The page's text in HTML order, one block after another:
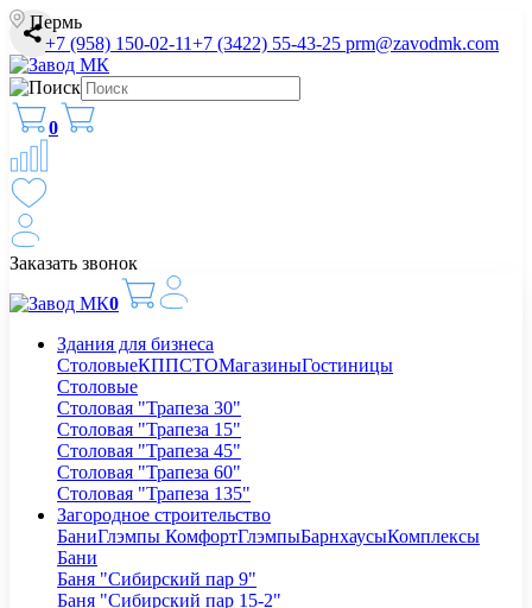
Пермь
+7 (958) 150-02-11+7 (3422) 55-43-25 prm@zavodmk.com
0
Заказать звонок
0
Здания для бизнеса
СтоловыеКППСТОМагазиныГостиницы
Столовые
Столовая "Трапеза 30"
Столовая "Трапеза 15"
Столовая "Трапеза 45"
Столовая "Трапеза 60"
Столовая "Трапеза 135"
Загородное строительство
БаниГлэмпы КомфортГлэмпыБарнхаусыКомплексы
Бани
Баня "Сибирский пар 9"
Баня "Сибирский пар 15-2"